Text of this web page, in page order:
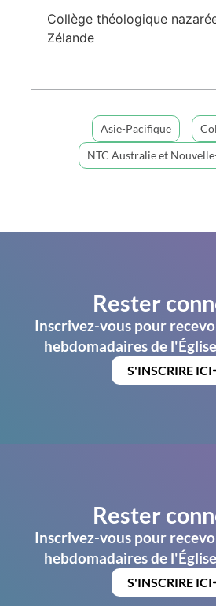
Collège théologique
Zélande
Asie-Pacifique
NTC Australie et
Rester
Inscrivez-vous pour
hebdomadaires de
S'INSCRIRE ICI
Rester
Inscrivez-vous pour
hebdomadaires de
S'INSCRIRE ICI